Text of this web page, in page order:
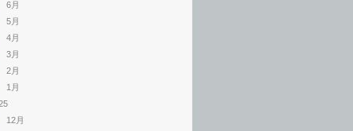
6月
5月
4月
3月
2月
1月
12月